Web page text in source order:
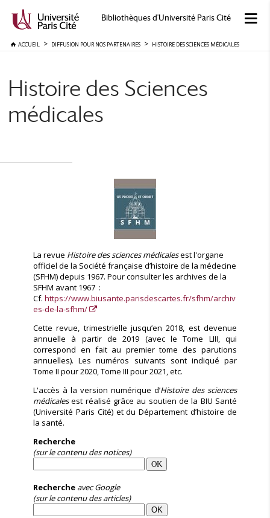
Bibliothèques d'Université Paris Cité
ACCUEIL DIFFUSION POUR NOS PARTENAIRES HISTOIRE DES SCIENCES MÉDICALES
Histoire des Sciences
médicales
La revue Histoire des sciences médicalesest l'organe
officiel de la Société française d’histoire de la médecine
(SFHM) depuis 1967. Pour consulter les archives de la
SFHM avant 1967 :
Cf.https://www.biusante.parisdescartes.fr/sfhm/archiv
es-de-la-sfhm/
Cette revue, trimestrielle jusqu’en 2018, est devenue
annuelle à partir de 2019 (avec le Tome LIII, qui
correspond en fait au premier tome des parutions
annuelles). Les numéros suivants sont indiqué par
Tome II pour 2020, Tome III pour 2021, etc.
L'accès à la version numérique d’Histoire des sciences
médicalesest réalisé grâce au soutien de la BIU Santé
(Université Paris Cité) et du Département d’histoire de
la santé.
Recherche
(sur le contenu des notices)
Recherche avec Google
(sur le contenu des articles)